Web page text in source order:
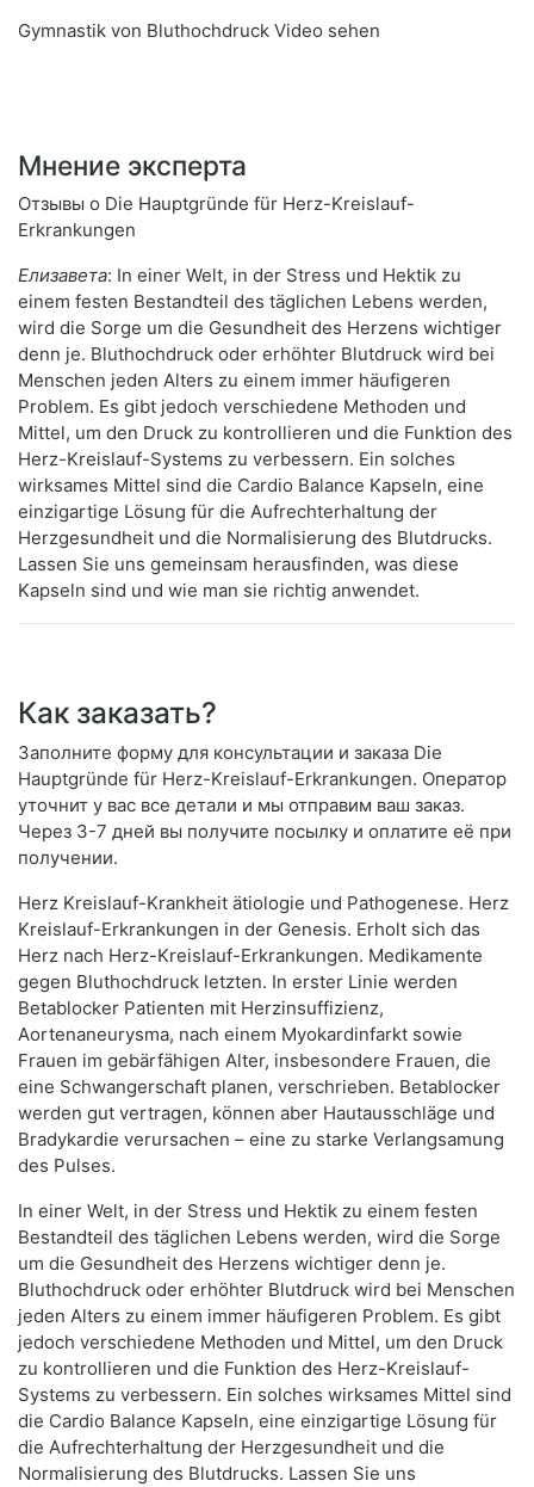
Gymnastik von Bluthochdruck Video sehen
Мнение эксперта
Отзывы о Die Hauptgründe für Herz-Kreislauf-
Erkrankungen
Елизавета: In einer Welt, in der Stress und Hektik zu
einem festen Bestandteil des täglichen Lebens werden,
wird die Sorge um die Gesundheit des Herzens wichtiger
denn je. Bluthochdruck oder erhöhter Blutdruck wird bei
Menschen jeden Alters zu einem immer häufigeren
Problem. Es gibt jedoch verschiedene Methoden und
Mittel, um den Druck zu kontrollieren und die Funktion des
Herz-Kreislauf-Systems zu verbessern. Ein solches
wirksames Mittel sind die Cardio Balance Kapseln, eine
einzigartige Lösung für die Aufrechterhaltung der
Herzgesundheit und die Normalisierung des Blutdrucks.
Lassen Sie uns gemeinsam herausfinden, was diese
Kapseln sind und wie man sie richtig anwendet.
Как заказать?
Заполните форму для консультации и заказа Die
Hauptgründe für Herz-Kreislauf-Erkrankungen. Оператор
уточнит у вас все детали и мы отправим ваш заказ.
Через 3-7 дней вы получите посылку и оплатите её при
получении.
Herz Kreislauf-Krankheit ätiologie und Pathogenese. Herz
Kreislauf-Erkrankungen in der Genesis. Erholt sich das
Herz nach Herz-Kreislauf-Erkrankungen. Medikamente
gegen Bluthochdruck letzten. In erster Linie werden
Betablocker Patienten mit Herzinsuffizienz,
Aortenaneurysma, nach einem Myokardinfarkt sowie
Frauen im gebärfähigen Alter, insbesondere Frauen, die
eine Schwangerschaft planen, verschrieben. Betablocker
werden gut vertragen, können aber Hautausschläge und
Bradykardie verursachen – eine zu starke Verlangsamung
des Pulses.
In einer Welt, in der Stress und Hektik zu einem festen
Bestandteil des täglichen Lebens werden, wird die Sorge
um die Gesundheit des Herzens wichtiger denn je.
Bluthochdruck oder erhöhter Blutdruck wird bei Menschen
jeden Alters zu einem immer häufigeren Problem. Es gibt
jedoch verschiedene Methoden und Mittel, um den Druck
zu kontrollieren und die Funktion des Herz-Kreislauf-
Systems zu verbessern. Ein solches wirksames Mittel sind
die Cardio Balance Kapseln, eine einzigartige Lösung für
die Aufrechterhaltung der Herzgesundheit und die
Normalisierung des Blutdrucks. Lassen Sie uns